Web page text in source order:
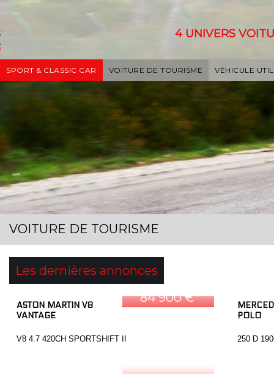
4 UNIVERS
SPORT & CLASSIC CAR VOITURE DE TOURISME VÉHICULE
VOITURE DE TOURISME
Les dernières annonces
84 900 €
ASTON MARTIN V8
VANTAGE
V8 4.7 420CH SPORTSHIFT II
POLO
250 D